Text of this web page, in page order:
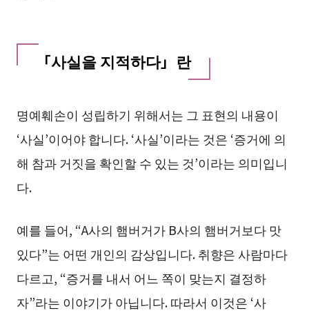
「사실을 지적하다」란
명예훼손이 성립하기 위해서는 그 표현의 내용이
‘사실’이어야 합니다. ‘사실’이라는 것은 ‘증거에 의
해 참과 거짓을 확인할 수 있는 것’이라는 의미입니
다.
예를 들어, “A사의 햄버거가 B사의 햄버거보다 맛
있다”는 어떤 개인의 감상입니다. 취향은 사람마다
다르고, “증거를 내서 어느 쪽이 맞는지 결정하
자”라는 이야기가 아닙니다. 따라서 이것은 ‘사